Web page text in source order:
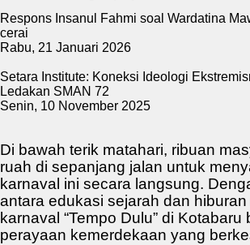
Respons Insanul Fahmi soal Wardatina
cerai
Rabu, 21 Januari 2026
Setara Institute: Koneksi Ideologi
Ledakan SMAN 72
Senin, 10 November 2025
Di bawah terik matahari, ribuan
ruah di sepanjang jalan untuk
karnaval ini secara langsung.
antara edukasi sejarah dan
karnaval “Tempo Dulu” di
perayaan kemerdekaan yang